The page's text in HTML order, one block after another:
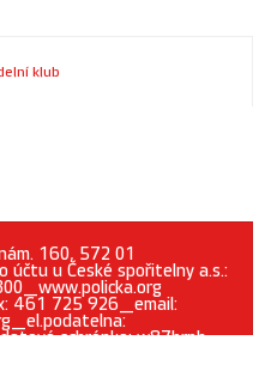
klub
160, 572 01
účtu u České spořitelny a.s.:
461 725 926_email:
schránka: w87brph